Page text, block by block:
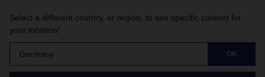
Select a different country, or region, to see specific content for
your location!
Germany OK